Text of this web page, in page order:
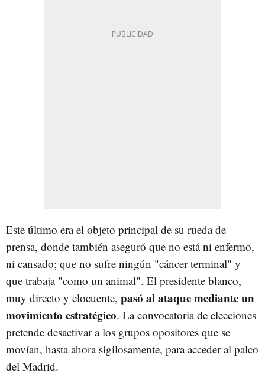
Este último era el objeto principal de su rueda de
prensa, donde también aseguró que no está ni enfermo,
ni cansado; que no sufre ningún "cáncer terminal" y
que trabaja "como un animal". El presidente blanco,
muy directo y elocuente, pasó al ataque mediante un
movimiento estratégico. La convocatoria de elecciones
pretende desactivar a los grupos opositores que se
movían, hasta ahora sigilosamente, para acceder al palco
del Madrid.